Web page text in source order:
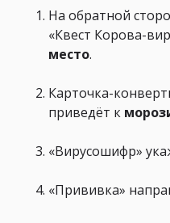
На обратной
«Квест Корова-
место.
Карточка-
приведёт к
«Вирусошифр»
«Прививка»